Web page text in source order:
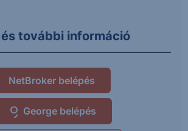
további információ
NetBroker belépés
George belépés